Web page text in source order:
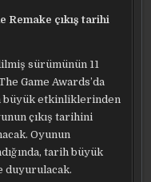
Remake çıkış tarihi
sürümünün 11
Game Awards’da
büyük etkinliklerinden
çıkış tarihini
Oyunun
tarih büyük
duyurulacak.